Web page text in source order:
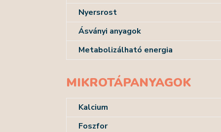
Nyersrost
Ásványi anyagok
Metabolizálható energia
MIKROTÁPANYAGOK
Kalcium
Foszfor